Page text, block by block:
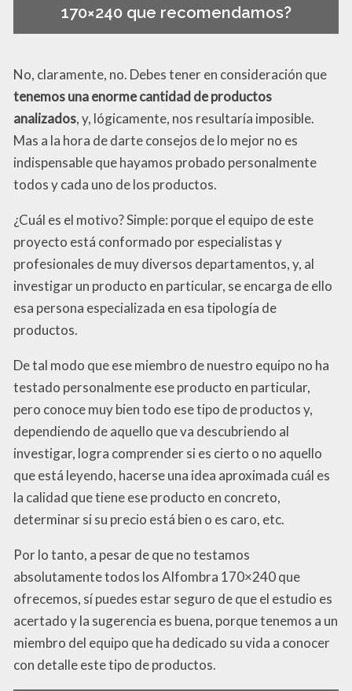
170×240 que recomendamos?
No, claramente, no. Debes tener en consideración que
tenemos una enorme cantidad de productos
analizados, y, lógicamente, nos resultaría imposible.
Mas a la hora de darte consejos de lo mejor no es
indispensable que hayamos probado personalmente
todos y cada uno de los productos.
¿Cuál es el motivo? Simple: porque el equipo de este
proyecto está conformado por especialistas y
profesionales de muy diversos departamentos, y, al
investigar un producto en particular, se encarga de ello
esa persona especializada en esa tipología de
productos.
De tal modo que ese miembro de nuestro equipo no ha
testado personalmente ese producto en particular,
pero conoce muy bien todo ese tipo de productos y,
dependiendo de aquello que va descubriendo al
investigar, logra comprender si es cierto o no aquello
que está leyendo, hacerse una idea aproximada cuál es
la calidad que tiene ese producto en concreto,
determinar si su precio está bien o es caro, etc.
Por lo tanto, a pesar de que no testamos
absolutamente todos los Alfombra 170×240 que
ofrecemos, sí puedes estar seguro de que el estudio es
acertado y la sugerencia es buena, porque tenemos a un
miembro del equipo que ha dedicado su vida a conocer
con detalle este tipo de productos.